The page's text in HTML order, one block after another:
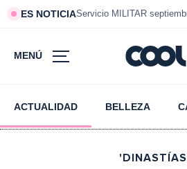
ES NOTICIAServicio MILITAR
MENÚ
ACTUALIDAD BELLEZA